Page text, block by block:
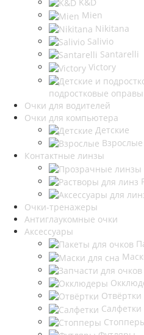
Mien
Nikitana
Salivio
Santarelli
Victory
подростковые оправы
Очки для водителей
Очки для компьютера
Детские
Взрослые
Контактные линзы
Очки-тренажеры
Антиглаукомные очки
Аксессуары
Отвёртки
Салфетки